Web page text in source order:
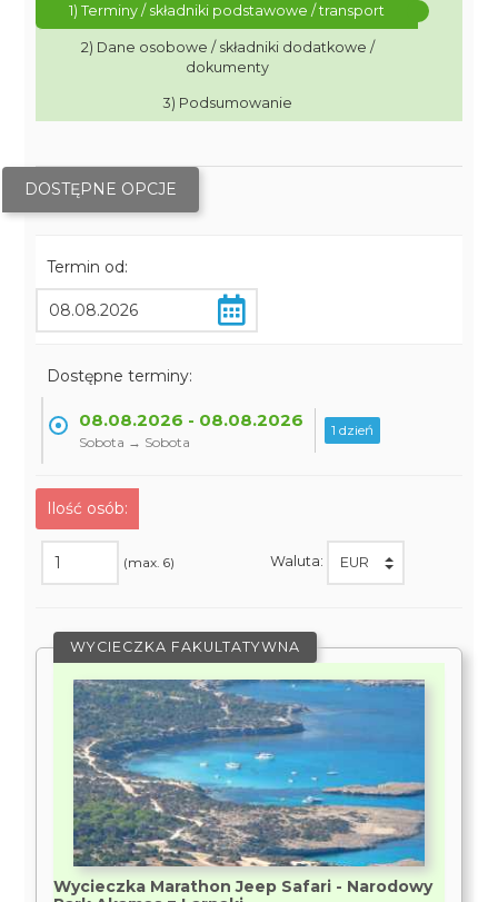
1) Terminy / składniki podstawowe / transport
2) Dane osobowe / składniki dodatkowe /
dokumenty
3) Podsumowanie
DOSTĘPNE OPCJE
Termin od:
Dostępne terminy:
08.08.2026 - 08.08.2026
Sobota → Sobota
1 dzień
Ilość osób:
(max. 6) Waluta:
WYCIECZKA FAKULTATYWNA
Wycieczka Marathon Jeep Safari - Narodowy